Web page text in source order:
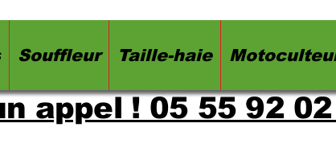
Souffleur Taille-haie
appel ! 05 55 92